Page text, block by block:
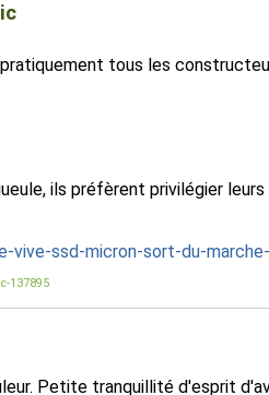
tous les
ils préfèrent privilégier
vive-ssd-micron-sort-du-
137895
Petite tranquillité d'esprit